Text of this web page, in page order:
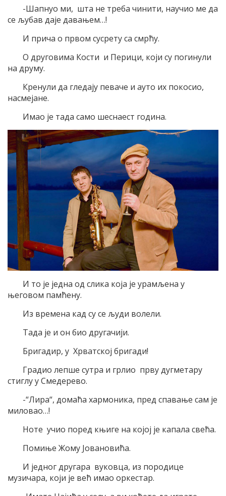
-Шапнуо ми, шта не треба чинити, научио ме да
се љубав даје давањем…!
И прича о првом сусрету са смрћу.
О друговима Кости и Перици, који су погинули
на друму.
Кренули да гледају певаче и ауто их покосио,
насмејане.
Имао је тада само шеснаест година.
И то је једна од слика која је урамљена у
његовом памћену.
Из времена кад су се људи волели.
Тада је и он био другачији.
Бригадир, у Хрватској бригади!
Градио лепше сутра и грлио прву дугметару
стиглу у Смедерево.
-“Лира“, домаћа хармоника, пред спавање сам је
миловао…!
Ноте учио поред књиге на којој је капала свећа.
Помиње Жому Јовановића.
И једног другара вуковца, из породице
музичара, који је већ имао оркестар.